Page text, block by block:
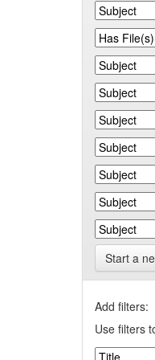
Start a
Add filters:
Use filters